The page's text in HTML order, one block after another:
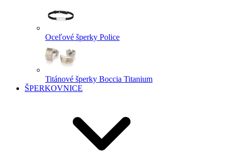
Oceľové šperky Police
Titánové šperky Boccia Titanium
ŠPERKOVNICE